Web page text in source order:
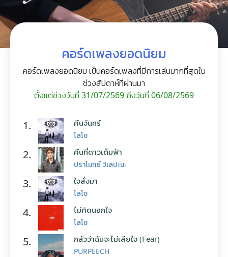
คอร์ดเพลงยอดนิยม
คอร์ดเพลงยอดนิยม เป็นคอร์ดเพลงที่มีการเล่นมากที่สุดใน
ช่วงสัปดาห์ที่ผ่านมา
ตั้งแต่ช่วงวันที่ 31/07/2569 ถึงวันที่ 06/08/2569
1. คืนจันทร์
โลโซ
2. คืนที่ดาวเต็มฟ้า
ปราโมทย์ วิเลปะนะ
3. ใจสั่งมา
โลโซ
4. ไม่คิดนอกใจ
โลโซ
5. กลัวว่าฉันจะไม่เสียใจ (Fear)
PURPEECH